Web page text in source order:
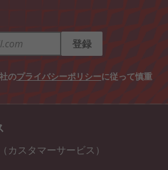
登録
のプライバシーポリシーに従って慎重
カスタマーサービス）